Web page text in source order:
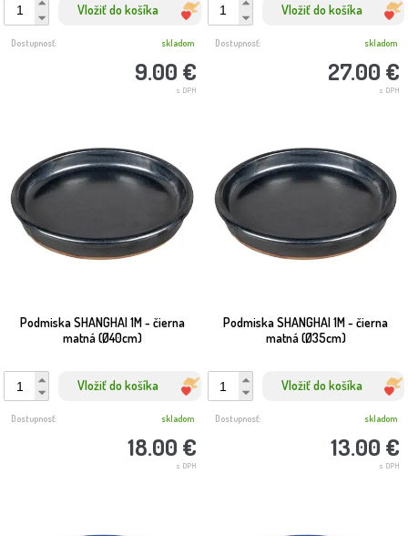
Vložiť do košíka
9.00 €
s DPH
Dostupnosť: skladom
Vložiť do košíka
27.00 €
s DPH
Dostupnosť: skladom
Podmiska SHANGHAI 1M - čierna
matná (Ø40cm)
Vložiť do košíka
18.00 €
s DPH
Dostupnosť: skladom
Podmiska SHANGHAI 1M - čierna
matná (Ø35cm)
Vložiť do košíka
13.00 €
s DPH
Dostupnosť: skladom